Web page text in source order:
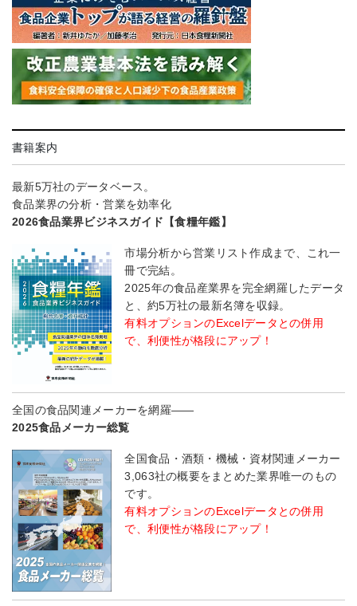
書籍案内
最新5万社のデータベース。
食品業界の分析・営業を効率化
2026食品業界ビジネスガイド【食糧年鑑】
市場分析から営業リスト作成まで、これ一
冊で完結。
2025年の食品産業界を完全網羅したデータ
と、約5万社の最新名簿を収録。
有料オプションのExcelデータとの併用
で、利便性が格段にアップ！
全国の食品関連メーカーを網羅――
2025食品メーカー総覧
全国食品・酒類・機械・資材関連メーカー
3,063社の概要をまとめた業界唯一のもの
です。
有料オプションのExcelデータとの併用
で、利便性が格段にアップ！